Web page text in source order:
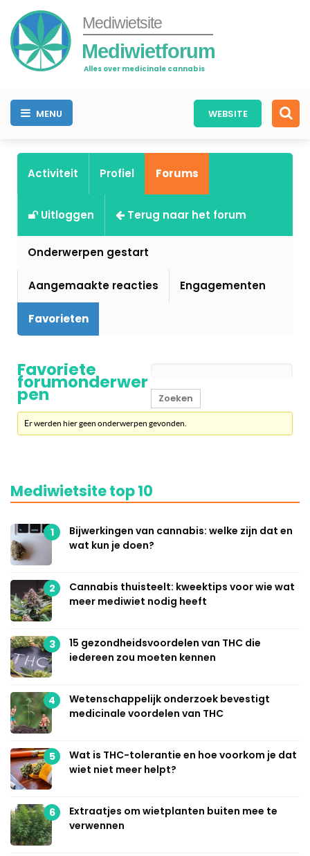
Mediwietsite
Mediwietforum
Alles over medicinale cannabis
MENU WEBSITE
Activiteit Profiel Forums
Uitloggen Terug naar het forum
Onderwerpen gestart
Aangemaakte reacties Engagementen
Favorieten
Favoriete
forumonderwer
pen
Er werden hier geen onderwerpen gevonden.
Mediwietsite top 10
1
Bijwerkingen van cannabis: welke zijn dat en
wat kun je doen?
2
Cannabis thuisteelt: kweektips voor wie wat
meer mediwiet nodig heeft
3
15 gezondheidsvoordelen van THC die
iedereen zou moeten kennen
4
Wetenschappelijk onderzoek bevestigt
medicinale voordelen van THC
5
Wat is THC-tolerantie en hoe voorkom je dat
wiet niet meer helpt?
6
Extraatjes om wietplanten buiten mee te
verwennen